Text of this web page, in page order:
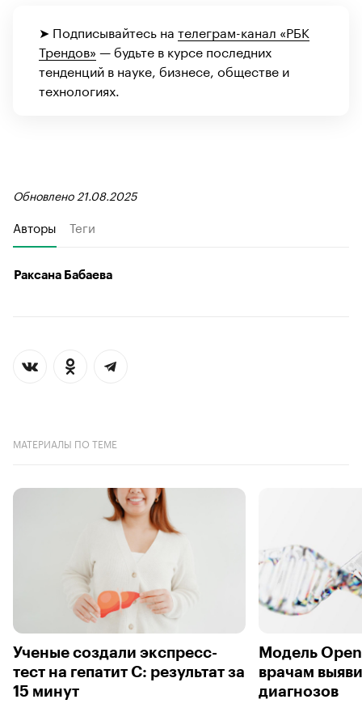
➤ Подписывайтесь на телеграм-канал «РБК
Трендов» — будьте в курсе последних
тенденций в науке, бизнесе, обществе и
технологиях.
Обновлено 21.08.2025
Авторы Теги
Раксана Бабаева
МАТЕРИАЛЫ ПО ТЕМЕ
Ученые создали экспресс-
тест на гепатит С: результат за
15 минут
Модель
врачам
диагнозов